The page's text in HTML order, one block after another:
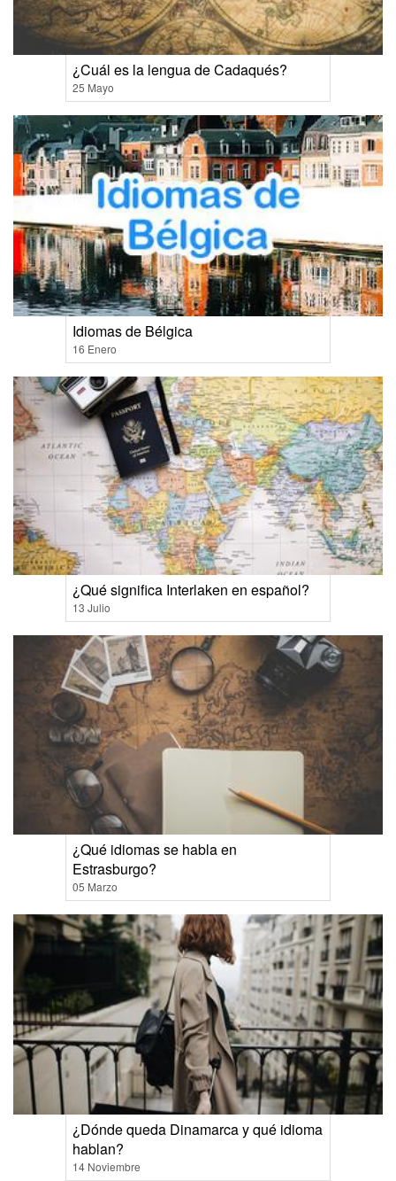
¿Cuál es la lengua de Cadaqués?
25 Mayo
Idiomas de Bélgica
16 Enero
¿Qué significa Interlaken en español?
13 Julio
¿Qué idiomas se habla en
Estrasburgo?
05 Marzo
¿Dónde queda Dinamarca y qué idioma
hablan?
14 Noviembre